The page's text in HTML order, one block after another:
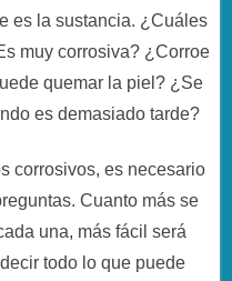
es la sustancia. ¿Cuáles
muy corrosiva? ¿Corroe
quemar la piel? ¿Se
es demasiado tarde?
corrosivos, es necesario
Cuanto más se
una, más fácil será
todo lo que puede